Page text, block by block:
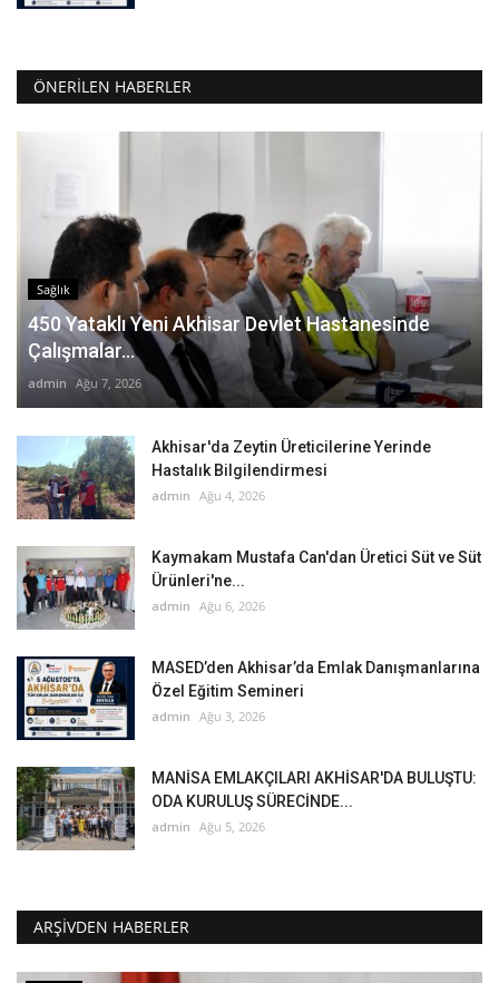
ÖNERILEN HABERLER
Sağlık
450 Yataklı Yeni Akhisar Devlet Hastanesinde
Çalışmalar...
admin Ağu 7, 2026
Akhisar'da Zeytin Üreticilerine Yerinde
Hastalık Bilgilendirmesi
admin Ağu 4, 2026
Kaymakam Mustafa Can'dan Üretici Süt ve Süt
Ürünleri'ne...
admin Ağu 6, 2026
MASED’den Akhisar’da Emlak Danışmanlarına
Özel Eğitim Semineri
admin Ağu 3, 2026
MANİSA EMLAKÇILARI AKHİSAR'DA BULUŞTU:
ODA KURULUŞ SÜRECİNDE...
admin Ağu 5, 2026
ARŞIVDEN HABERLER